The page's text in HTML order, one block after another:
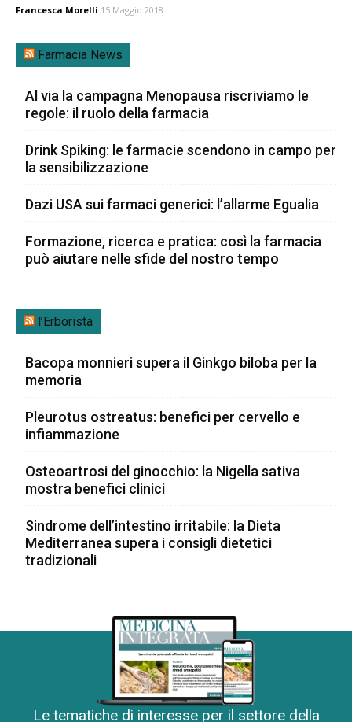
Francesca Morelli 15 Maggio 2018
Farmacia News
Al via la campagna Menopausa riscriviamo le
regole: il ruolo della farmacia
Drink Spiking: le farmacie scendono in campo per
la sensibilizzazione
Dazi USA sui farmaci generici: l’allarme Egualia
Formazione, ricerca e pratica: così la farmacia
può aiutare nelle sfide del nostro tempo
l’Erborista
Bacopa monnieri supera il Ginkgo biloba per la
memoria
Pleurotus ostreatus: benefici per cervello e
infiammazione
Osteoartrosi del ginocchio: la Nigella sativa
mostra benefici clinici
Sindrome dell’intestino irritabile: la Dieta
Mediterranea supera i consigli dietetici
tradizionali
Le tematiche di interesse per il settore della